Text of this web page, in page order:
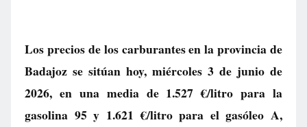
Los precios de los carburantes en la provincia de
Badajoz se sitúan hoy, miércoles 3 de junio de
2026, en una media de 1.527 €/litro para la
gasolina 95 y 1.621 €/litropara el gasóleo A,